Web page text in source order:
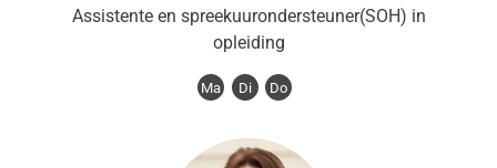
Assistente en spreekuurondersteuner(SOH) in
opleiding
Ma Di Do